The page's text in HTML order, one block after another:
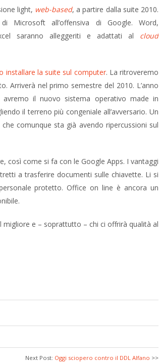
light, web-based, a partire dalla suite 2010.
Microsoft all’offensiva di Google. Word,
saranno alleggeriti e adattati al cloud
installare la suite sul computer. La ritroveremo
Arriverà nel primo semestre del 2010. L’anno
avremo il nuovo sistema operativo made in
il terreno più congeniale all’avversario. Un
comunque sta già avendo ripercussioni sul
così come si fa con le Google Apps. I vantaggi
a trasferire documenti sulle chiavette. Li si
protetto. Office on line è ancora un
migliore e – soprattutto – chi ci offrirà qualità al
Next Post: Oggi sciopero contro il DDL Alfano >>